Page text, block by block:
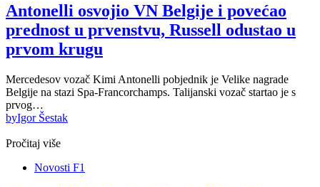
Antonelli osvojio VN Belgije i povećao
prednost u prvenstvu, Russell odustao u
prvom krugu
Mercedesov vozač Kimi Antonelli pobjednik je Velike nagrade
Belgije na stazi Spa-Francorchamps. Talijanski vozač startao je s
prvog…
byIgor Šestak
Pročitaj više
Novosti F1